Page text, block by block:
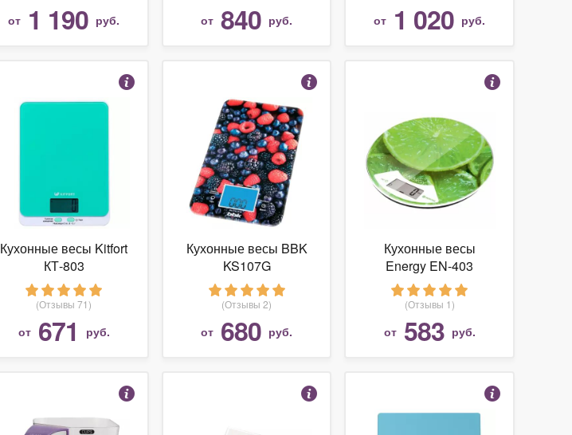
от 1 190 руб. от 840 руб. от 1 020 руб.
Кухонные весы Kitfort
КТ-803
(Отзывы 71)
от 671 руб.
Кухонные весы BBK
KS107G
(Отзывы 2)
от 680 руб.
Кухонные весы
Energy EN-403
(Отзывы 1)
от 583 руб.